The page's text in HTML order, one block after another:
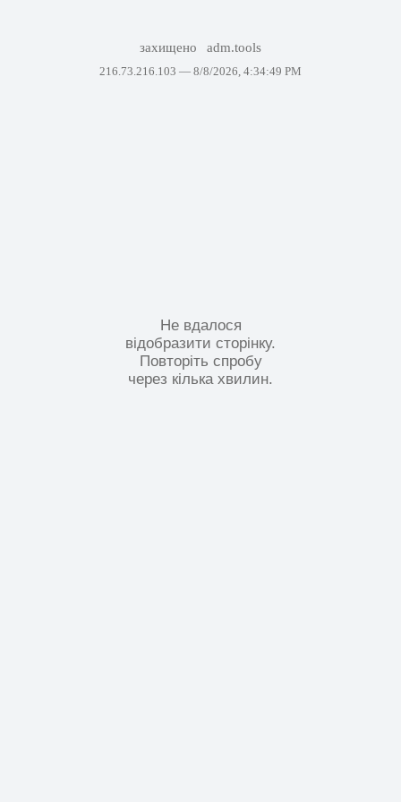
захищено adm.tools
216.73.216.103 — 8/8/2026, 4:34:49 PM
Не вдалося
відобразити сторінку.
Повторіть спробу
через кілька хвилин.